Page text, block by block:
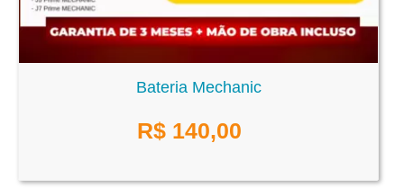
Bateria Mechanic
R$ 140,00